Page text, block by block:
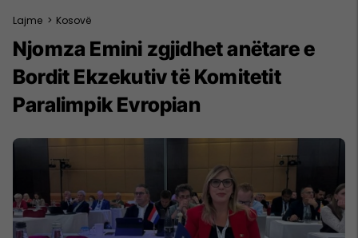
Lajme > Kosovë
​Njomza Emini zgjidhet anëtare e
Bordit Ekzekutiv të Komitetit
Paralimpik Evropian